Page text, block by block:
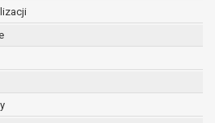
a także obowiązków i
przez instytucje
Gminy;
umów;
interesów osoby, której
zadania realizowanego w